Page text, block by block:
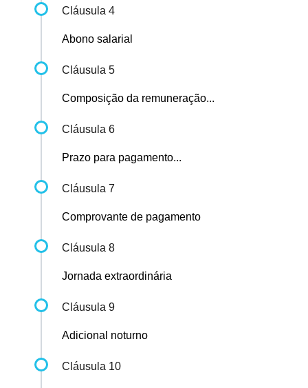
Cláusula 4
Abono salarial
Cláusula 5
Composição da remuneração...
Cláusula 6
Prazo para pagamento...
Cláusula 7
Comprovante de pagamento
Cláusula 8
Jornada extraordinária
Cláusula 9
Adicional noturno
Cláusula 10